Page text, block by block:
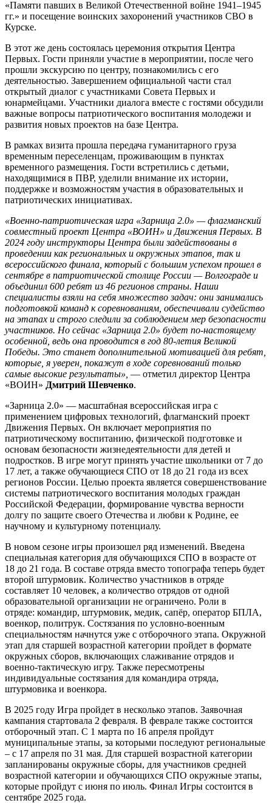
«Памяти павших в Великой Отечественной войне 1941–1945
гг.» и посещение воинских захоронений участников СВО в
Курске.
В этот же день состоялась церемония открытия Центра
Первых. Гости приняли участие в мероприятии, после чего
прошли экскурсию по центру, познакомились с его
деятельностью. Завершением официальной части стал
открытый диалог с участниками Совета Первых и
юнармейцами. Участники диалога вместе с гостями обсудили
важные вопросы патриотического воспитания молодежи и
развития новых проектов на базе Центра.
В рамках визита прошла передача гуманитарного груза
временным переселенцам, проживающим в пунктах
временного размещения. Гости встретились с детьми,
находящимися в ПВР, уделили внимание их истории,
поддержке и возможностям участия в образовательных и
патриотических инициативах.
«Военно-патриотическая игра «Зарница 2.0» — флагманский
совместный проект Центра «ВОИН» и Движения Первых. В
2024 году инструкторы Центра были задействованы в
проведении как региональных и окружных этапов, так и
всероссийского финала, который с большим успехом прошел в
сентябре в патриотической столице России — Волгограде и
объединил 600 ребят из 46 регионов страны. Наши
специалисты взяли на себя множество задач: они занимались
подготовкой команд к соревнованиям, обеспечивали судейство
на этапах и строго следили за соблюдением мер безопасности
участников. Но сейчас «Зарница 2.0» будет по-настоящему
особенной, ведь она проводится в год 80-летия Великой
Победы. Это станет дополнительной мотивацией для ребят,
которые, я уверен, покажут в ходе соревнований только
самые высокие результаты», — отметил директор Центра
«ВОИН» Дмитрий Шевченко.
«Зарница 2.0» — масштабная всероссийская игра с
применением цифровых технологий, флагманский проект
Движения Первых. Он включает мероприятия по
патриотическому воспитанию, физической подготовке и
основам безопасности жизнедеятельности для детей и
подростков. В игре могут принять участие школьники от 7 до
17 лет, а также обучающиеся СПО от 18 до 21 года из всех
регионов России. Целью проекта является совершенствование
системы патриотического воспитания молодых граждан
Российской Федерации, формирование чувства верности
долгу по защите своего Отечества и любви к Родине, ее
научному и культурному потенциалу.
В новом сезоне игры произошел ряд изменений. Введена
специальная категория для обучающихся СПО в возрасте от
18 до 21 года. В составе отряда вместо топографа теперь будет
второй штурмовик. Количество участников в отряде
составляет 10 человек, а количество отрядов от одной
образовательной организации не ограничено. Роли в
отряде: командир, штурмовик, медик, сапёр, оператор БПЛА,
военкор, политрук. Состязания по условно-военным
специальностям начнутся уже с отборочного этапа. Окружной
этап для старшей возрастной категории пройдет в формате
окружных сборов, включающих слаживание отрядов и
военно-тактическую игру. Также пересмотрены
индивидуальные состязания для командира отряда,
штурмовика и военкора.
В 2025 году Игра пройдет в несколько этапов. Заявочная
кампания стартовала 2 февраля. В феврале также состоится
отборочный этап. С 1 марта по 16 апреля пройдут
муниципальные этапы, за которыми последуют региональные
– с 17 апреля по 31 мая. Для старшей возрастной категории
запланированы окружные сборы, для участников средней
возрастной категории и обучающихся СПО окружные этапы,
которые пройдут с июня по июль. Финал Игры состоится в
сентябре 2025 года.